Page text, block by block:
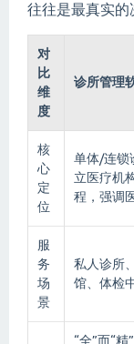
往往是最真实的
对
比
维
度
诊所管理
核
心
定
位
单体/连锁
立医疗机
程，强调
服
务
场
景
私人诊所
馆、体检
“全”而“精”